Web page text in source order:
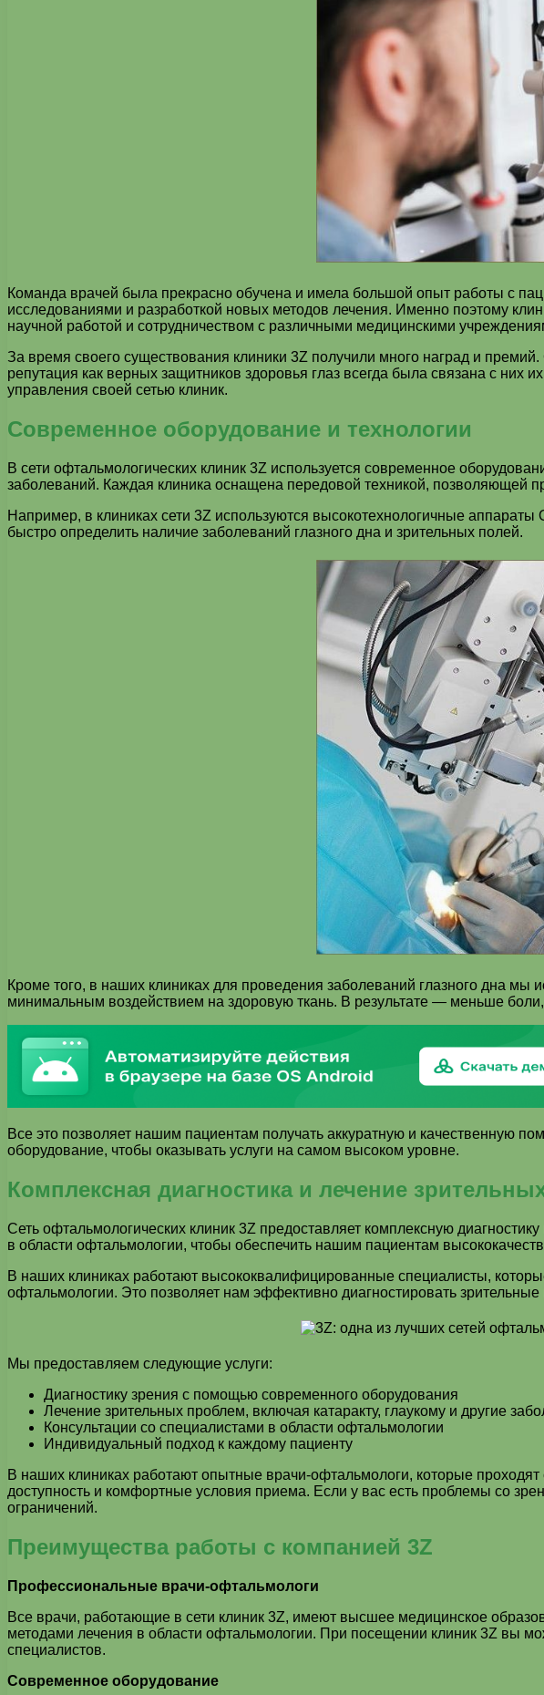
Команда врачей была прекрасно обучена и имела большой опыт работы с
исследованиями и разработкой новых методов лечения. Именно поэтому
научной работой и сотрудничеством с различными медицинскими
За время своего существования клиники 3Z получили много наград и
репутация как верных защитников здоровья глаз всегда была связана с
управления своей сетью клиник.
Современное оборудование и технологии
В сети офтальмологических клиник 3Z используется современное
заболеваний. Каждая клиника оснащена передовой техникой, позволяющей
Например, в клиниках сети 3Z используются высокотехнологичные
быстро определить наличие заболеваний глазного дна и зрительных полей.
Кроме того, в наших клиниках для проведения заболеваний глазного дна
минимальным воздействием на здоровую ткань. В результате — меньше
Все это позволяет нашим пациентам получать аккуратную и качественную
оборудование, чтобы оказывать услуги на самом высоком уровне.
Комплексная диагностика и лечение
Сеть офтальмологических клиник 3Z предоставляет комплексную
в области офтальмологии, чтобы обеспечить нашим пациентам
В наших клиниках работают высококвалифицированные специалисты,
офтальмологии. Это позволяет нам эффективно диагностировать
Мы предоставляем следующие услуги:
Диагностику зрения с помощью современного оборудования
Лечение зрительных проблем, включая катаракту, глаукому и другие
Консультации со специалистами в области офтальмологии
Индивидуальный подход к каждому пациенту
В наших клиниках работают опытные врачи-офтальмологи, которые
доступность и комфортные условия приема. Если у вас есть проблемы со
ограничений.
Преимущества работы с компанией 3Z
Профессиональные врачи-офтальмологи
Все врачи, работающие в сети клиник 3Z, имеют высшее медицинское
методами лечения в области офтальмологии. При посещении клиник 3Z вы
специалистов.
Современное оборудование